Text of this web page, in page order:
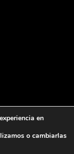
de Diputación
en
o cambiarlas